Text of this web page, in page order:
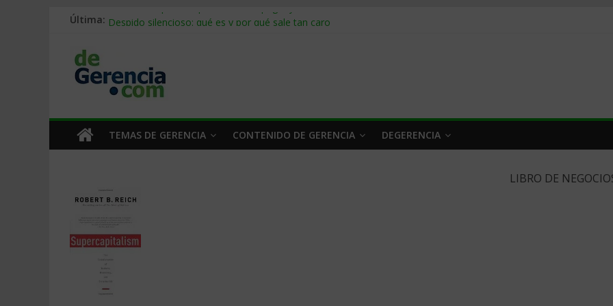
Última: Stablecoins para empresas: cómo pagar y cobrar en 2026
Trabajo forzoso en la cadena de suministro: qué hacer
Mercado hispano de EE. UU.: cómo segmentarlo y venderle
TEMAS DE GERENCIA CONTENIDO DE GERENCIA DEGERENCIA
LIBRO DE